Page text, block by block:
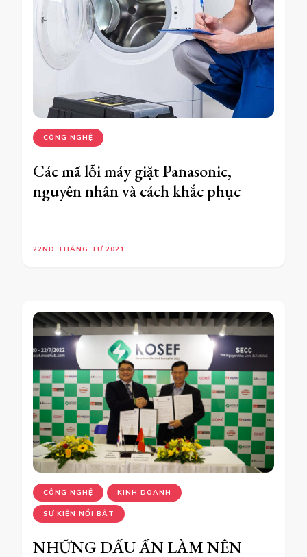
CÔNG NGHỆ
Các mã lỗi máy giặt Panasonic,
nguyên nhân và cách khắc phục
22ND THÁNG TƯ 2021
CÔNG NGHỆ KINH DOANH
SỰ KIỆN NỔI BẬT
NHỮNG DẤU ẤN LÀM NÊN